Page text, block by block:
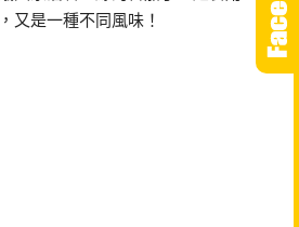
又是一種不同風味！